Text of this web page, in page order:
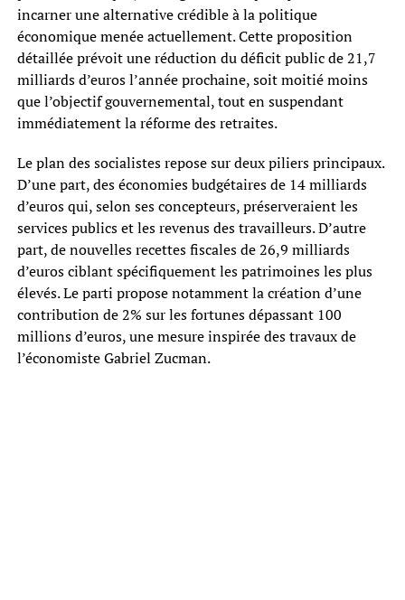
incarner une alternative crédible à la politique
économique menée actuellement. Cette proposition
détaillée prévoit une réduction du déficit public de 21,7
milliards d’euros l’année prochaine, soit moitié moins
que l’objectif gouvernemental, tout en suspendant
immédiatement la réforme des retraites.
Le plan des socialistes repose sur deux piliers principaux.
D’une part, des économies budgétaires de 14 milliards
d’euros qui, selon ses concepteurs, préserveraient les
services publics et les revenus des travailleurs. D’autre
part, de nouvelles recettes fiscales de 26,9 milliards
d’euros ciblant spécifiquement les patrimoines les plus
élevés. Le parti propose notamment la création d’une
contribution de 2% sur les fortunes dépassant 100
millions d’euros, une mesure inspirée des travaux de
l’économiste Gabriel Zucman.